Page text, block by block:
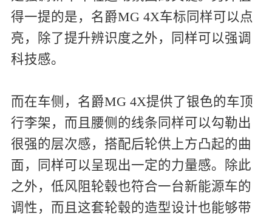
得一提的是，名爵MG 4X车标同样可以点
亮，除了提升辨识度之外，同样可以强调
科技感。
而在车侧，名爵MG 4X提供了银色的车顶
行李架，而且腰侧的线条同样可以勾勒出
很强的层次感，搭配后轮供上方凸起的曲
面，同样可以呈现出一定的力量感。除此
之外，低风阻轮毂也符合一台新能源车的
调性，而且这套轮毂的造型设计也能够带